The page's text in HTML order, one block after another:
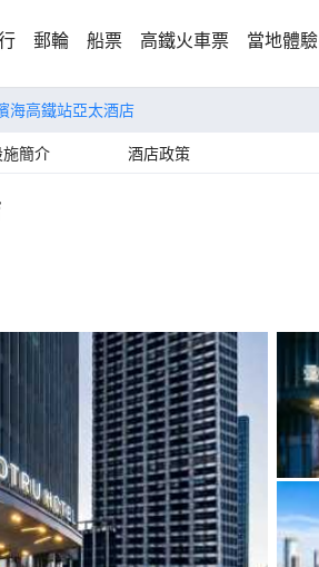
郵輪 船票 高鐵火車票 當地體驗
海高鐵站亞太酒店
簡介 酒店政策